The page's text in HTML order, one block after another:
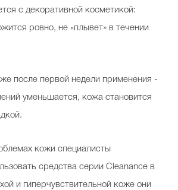
с декоративной косметикой:
ровно, не «плывет» в течении
после первой недели применения -
уменьшается, кожа становится
кожи специалисты
средства серии Cleanance в
и гиперчувствительной коже они